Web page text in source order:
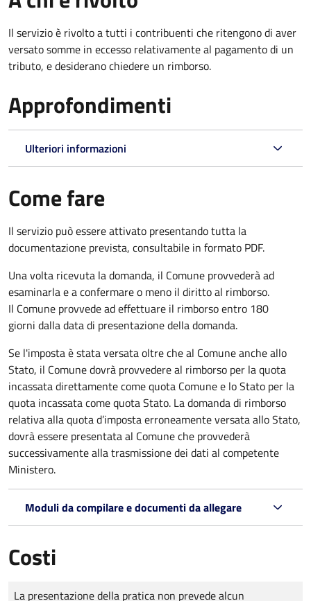
Il servizio è rivolto a tutti i contribuenti che ritengono di aver
versato somme in eccesso relativamente al pagamento di un
tributo, e desiderano chiedere un rimborso.
Approfondimenti
Ulteriori informazioni
Come fare
Il servizio può essere attivato presentando tutta la
documentazione prevista, consultabile in formato PDF.
Una volta ricevuta la domanda, il Comune provvederà ad
esaminarla e a confermare o meno il diritto al rimborso.
Il Comune provvede ad effettuare il rimborso entro 180
giorni dalla data di presentazione della domanda.
Se l'imposta è stata versata oltre che al Comune anche allo
Stato, il Comune dovrà provvedere al rimborso per la quota
incassata direttamente come quota Comune e lo Stato per la
quota incassata come quota Stato. La domanda di rimborso
relativa alla quota d’imposta erroneamente versata allo Stato,
dovrà essere presentata al Comune che provvederà
successivamente alla trasmissione dei dati al competente
Ministero.
Moduli da compilare e documenti da allegare
Costi
Tipo di pagamento
Importo
La presentazione della pratica non prevede alcun